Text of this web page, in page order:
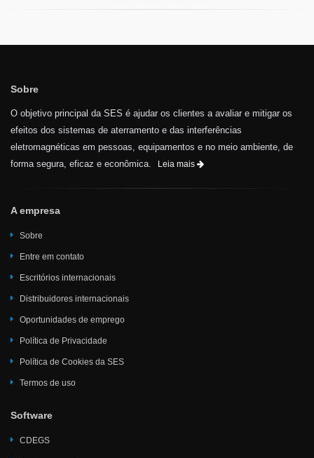
Sobre
O objetivo principal da SES é ajudar os clientes a avaliar e mitigar os
efeitos dos sistemas de aterramento e das interferências
eletromagnéticas em pessoas, equipamentos e no meio ambiente, de
forma segura, eficaz e econômica.
Leia mais
A empresa
Sobre
Entre em contato
Escritórios internacionais
Distribuidores internacionais
Oportunidades de emprego
Política de Privacidade
Política de Cookies da SES
Termos de uso
Software
CDEGS